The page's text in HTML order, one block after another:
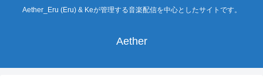
Aether_Eru (Eru) & Keが管理する音楽配信を中心としたサイトです。
Aether